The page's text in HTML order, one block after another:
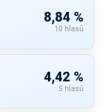
8,84 %
10 hlasů
4,42 %
5 hlasů